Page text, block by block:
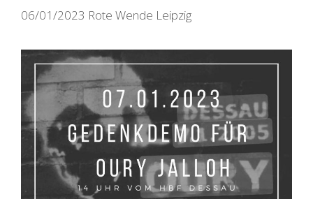
06/01/2023 Rote Wende Leipzig